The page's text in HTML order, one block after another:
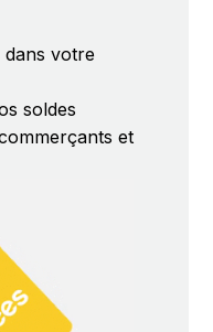
dans votre
soldes
et